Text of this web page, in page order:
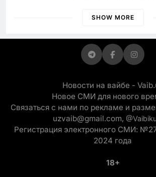
просить «кашу без
SHOW MORE
Новости на вайбе -
Новое СМИ для нового
Связаться с нами по рекламе и
uzvaib@gmail.com,
Регистрация электронного СМИ:
2024 года
18+